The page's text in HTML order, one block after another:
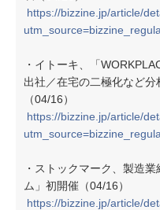
https://bizzine.jp/article/
・イトーキ、「
出社／在宅の二極化など分
（04/16）
https://bizzine.jp/article/
・ストックマーク、製造
ム」初開催（04/16）
https://bizzine.jp/article/